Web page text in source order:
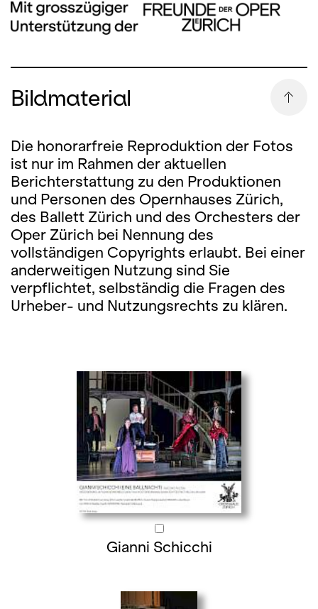
Bildmaterial
Die honorarfreie Reproduktion der Fotos
ist nur im Rahmen der aktuellen
Berichterstattung zu den Produktionen
und Personen des Opernhauses Zürich,
des Ballett Zürich und des Orchesters der
Oper Zürich bei Nennung des
vollständigen Copyrights erlaubt. Bei einer
anderweitigen Nutzung sind Sie
verpflichtet, selbständig die Fragen des
Urheber- und Nutzungsrechts zu klären.
Gianni Schicchi